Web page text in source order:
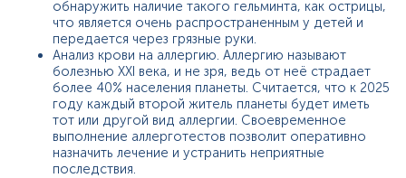
обнаружить наличие такого гельминта, как острицы,
что является очень распространенным у детей и
передается через грязные руки.
Анализ крови на аллергию. Аллергию называют
болезнью ХХІ века, и не зря, ведь от неё страдает
более 40% населения планеты. Считается, что к 2025
году каждый второй житель планеты будет иметь
тот или другой вид аллергии. Своевременное
выполнение аллерготестов позволит оперативно
назначить лечение и устранить неприятные
последствия.